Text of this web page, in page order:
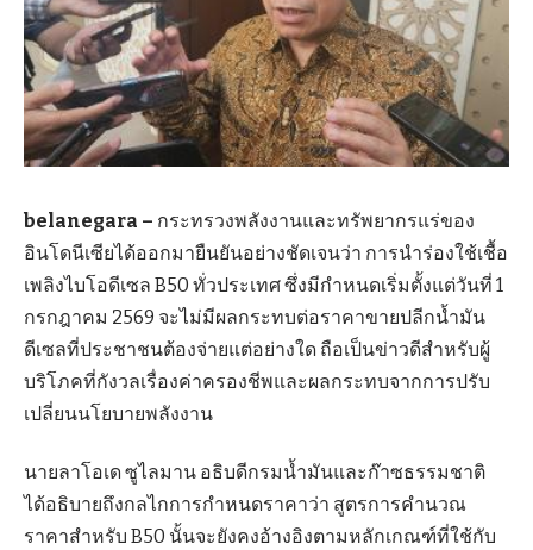
belanegara – กระทรวงพลังงานและทรัพยากรแร่ของ
อินโดนีเซียได้ออกมายืนยันอย่างชัดเจนว่า การนำร่องใช้เชื้อ
เพลิงไบโอดีเซล B50 ทั่วประเทศ ซึ่งมีกำหนดเริ่มตั้งแต่วันที่ 1
กรกฎาคม 2569 จะไม่มีผลกระทบต่อราคาขายปลีกน้ำมัน
ดีเซลที่ประชาชนต้องจ่ายแต่อย่างใด ถือเป็นข่าวดีสำหรับผู้
บริโภคที่กังวลเรื่องค่าครองชีพและผลกระทบจากการปรับ
เปลี่ยนนโยบายพลังงาน
นายลาโอเด ซูไลมาน อธิบดีกรมน้ำมันและก๊าซธรรมชาติ
ได้อธิบายถึงกลไกการกำหนดราคาว่า สูตรการคำนวณ
ราคาสำหรับ B50 นั้นจะยังคงอ้างอิงตามหลักเกณฑ์ที่ใช้กับ